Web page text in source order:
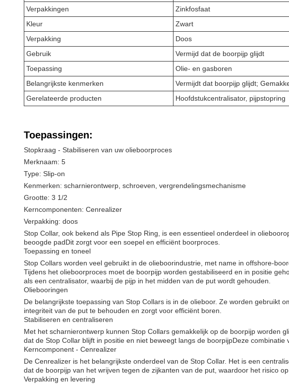
Verpakkingen
Zinkfosfaat
Kleur
Zwart
Verpakking
Doos
Gebruik
Vermijd dat de boorpijp glijdt
Toepassing
Olie- en gasboren
Belangrijkste kenmerken
Vermijdt dat boorpijp glijdt;
Gerelateerde producten
Hoofdstukcentralisator, pijpstopring
Toepassingen:
Stopkraag - Stabiliseren van uw olieboorproces
Merknaam: 5
Type: Slip-on
Kenmerken: scharnierontwerp, schroeven, vergrendelingsmechanisme
Grootte: 3 1/2
Kerncomponenten: Cenrealizer
Verpakking: doos
Stop Collar, ook bekend als Pipe Stop Ring, is een essentieel onderdeel in
beoogde padDit zorgt voor een soepel en efficiënt boorproces.
Toepassing en toneel
Stop Collars worden veel gebruikt in de olieboorindustrie, met name in offshore-
Tijdens het olieboorproces moet de boorpijp worden gestabiliseerd en in positie
als een centralisator, waarbij de pijp in het midden van de put wordt gehouden.
Oliebooringen
De belangrijkste toepassing van Stop Collars is in de olieboor. Ze worden gebruikt
integriteit van de put te behouden en zorgt voor efficiënt boren.
Stabiliseren en centraliseren
Met het scharnierontwerp kunnen Stop Collars gemakkelijk op de boorpijp worden
dat de Stop Collar blijft in positie en niet beweegt langs de boorpijpDeze
Kerncomponent - Cenrealizer
De Cenrealizer is het belangrijkste onderdeel van de Stop Collar. Het is een
dat de boorpijp van het wrijven tegen de zijkanten van de put, waardoor het risico
Verpakking en levering